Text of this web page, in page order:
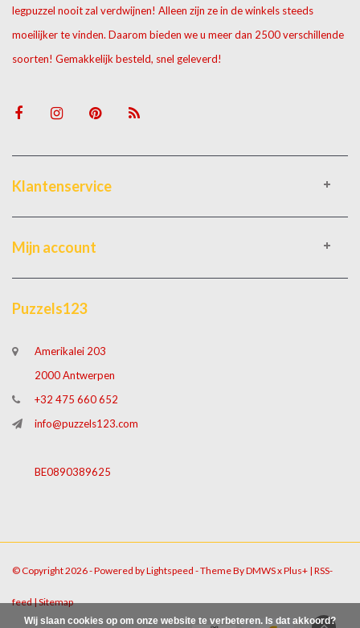
legpuzzel nooit zal verdwijnen! Alleen zijn ze in de winkels steeds
moeilijker te vinden. Daarom bieden we u meer dan 2500 verschillende
soorten! Gemakkelijk besteld, snel geleverd!
Klantenservice
Mijn account
Puzzels123
Amerikalei 203
2000 Antwerpen
+32 475 660 652
info@puzzels123.com
BE0890389625
© Copyright 2026 - Powered byLightspeed - Theme ByDMWSxPlus+ | RSS-
feed|Sitemap
Wij slaan cookies op om onze website te verbeteren. Is dat akkoord?